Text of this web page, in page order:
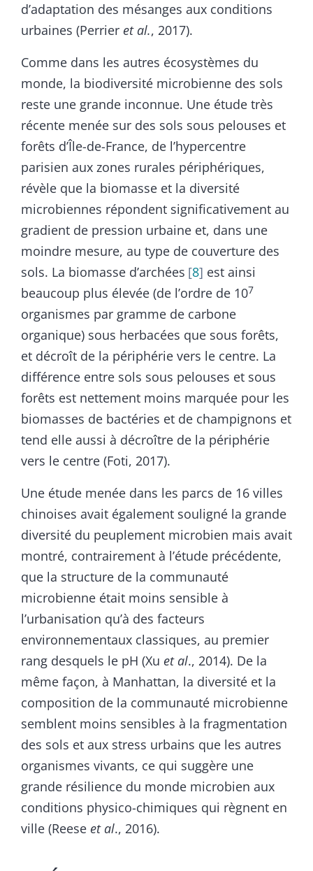
d’adaptation des mésanges aux conditions
urbaines (Perrier et al., 2017).
Comme dans les autres écosystèmes du
monde, la biodiversité microbienne des sols
reste une grande inconnue. Une étude très
récente menée sur des sols sous pelouses et
forêts d’Île-de-France, de l’hypercentre
parisien aux zones rurales périphériques,
révèle que la biomasse et la diversité
microbiennes répondent significativement au
gradient de pression urbaine et, dans une
moindre mesure, au type de couverture des
sols. La biomasse d’archées 8 est ainsi
beaucoup plus élevée (de l’ordre de 107
organismes par gramme de carbone
organique) sous herbacées que sous forêts,
et décroît de la périphérie vers le centre. La
différence entre sols sous pelouses et sous
forêts est nettement moins marquée pour les
biomasses de bactéries et de champignons et
tend elle aussi à décroître de la périphérie
vers le centre (Foti, 2017).
Une étude menée dans les parcs de 16 villes
chinoises avait également souligné la grande
diversité du peuplement microbien mais avait
montré, contrairement à l’étude précédente,
que la structure de la communauté
microbienne était moins sensible à
l’urbanisation qu’à des facteurs
environnementaux classiques, au premier
rang desquels le pH (Xu et al., 2014). De la
même façon, à Manhattan, la diversité et la
composition de la communauté microbienne
semblent moins sensibles à la fragmentation
des sols et aux stress urbains que les autres
organismes vivants, ce qui suggère une
grande résilience du monde microbien aux
conditions physico-chimiques qui règnent en
ville (Reese et al., 2016).